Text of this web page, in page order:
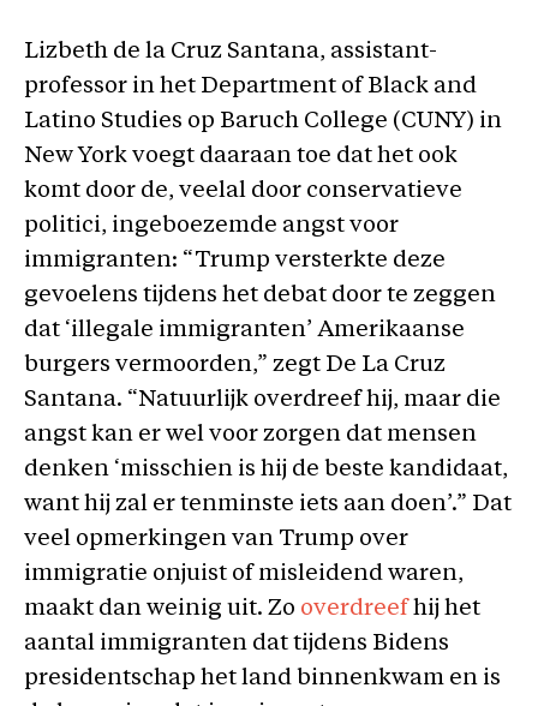
Lizbeth de la Cruz Santana, assistant-
professor in het Department of Black and
Latino Studies op Baruch College (CUNY) in
New York voegt daaraan toe dat het ook
komt door de, veelal door conservatieve
politici, ingeboezemde angst voor
immigranten: “Trump versterkte deze
gevoelens tijdens het debat door te zeggen
dat ‘illegale immigranten’ Amerikaanse
burgers vermoorden,” zegt De La Cruz
Santana. “Natuurlijk overdreef hij, maar die
angst kan er wel voor zorgen dat mensen
denken ‘misschien is hij de beste kandidaat,
want hij zal er tenminste iets aan doen’.” Dat
veel opmerkingen van Trump over
immigratie onjuist of misleidend waren,
maakt dan weinig uit. Zo overdreef hij het
aantal immigranten dat tijdens Bidens
presidentschap het land binnenkwam en is